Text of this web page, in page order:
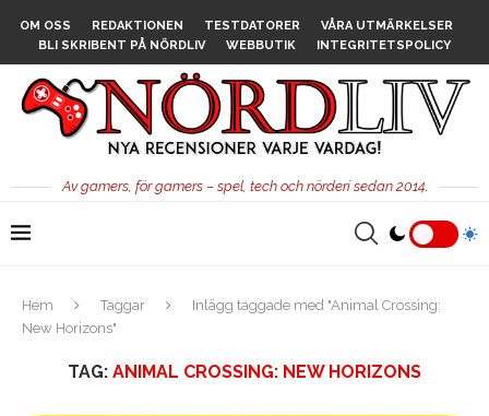
OM OSS REDAKTIONEN TESTDATORER
VÅRA UTMÄRKELSER
BLI SKRIBENT PÅ NÖRDLIV
WEBBUTIK INTEGRITETSPOLICY
Av gamers, för gamers – spel, tech och nörderi sedan 2014.
Hem Taggar
Inlägg taggade med "Animal Crossing:
New Horizons"
TAG: ANIMAL CROSSING: NEW HORIZONS